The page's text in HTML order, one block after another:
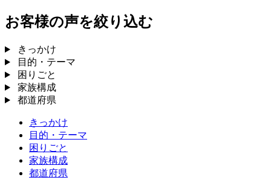
お客様の声を絞り込む
きっかけ
目的・テーマ
困りごと
家族構成
都道府県
きっかけ
目的・テーマ
困りごと
家族構成
都道府県